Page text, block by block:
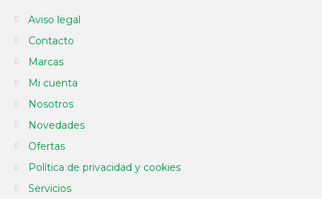
Aviso legal
Contacto
Marcas
Mi cuenta
Nosotros
Novedades
Ofertas
Política de privacidad y cookies
Servicios